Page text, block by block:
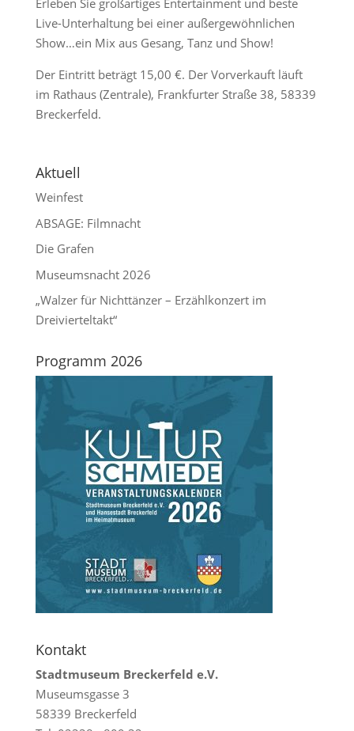
Erleben Sie großartiges Entertainment und beste
Live-Unterhaltung bei einer außergewöhnlichen
Show…ein Mix aus Gesang, Tanz und Show!
Der Eintritt beträgt 15,00 €. Der Vorverkauft läuft
im Rathaus (Zentrale), Frankfurter Straße 38, 58339
Breckerfeld.
Aktuell
Weinfest
ABSAGE: Filmnacht
Die Grafen
Museumsnacht 2026
„Walzer für Nichttänzer – Erzählkonzert im
Dreivierteltakt“
Programm 2026
Kontakt
Stadtmuseum Breckerfeld e.V.
Museumsgasse 3
58339 Breckerfeld